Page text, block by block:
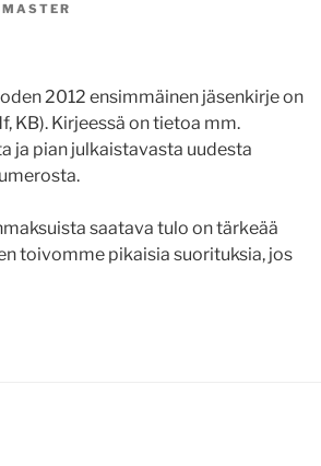
2012 ensimmäinen jäsenkirje on
KB). Kirjeessä on tietoa mm.
ja pian julkaistavasta uudesta
saatava tulo on tärkeää
toivomme pikaisia suorituksia, jos